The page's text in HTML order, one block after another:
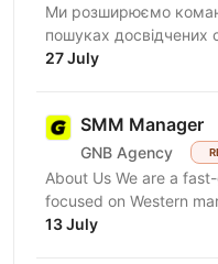
Ми розширюємо
пошуках досвідчених
Buyer, які
27 July
SMM Manager
GNB Agency
About Us We are a fast-growing marketing agency
focused on Western
cryptocurrency,
13 July